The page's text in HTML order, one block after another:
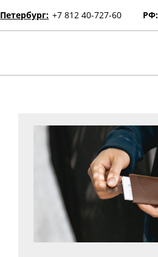
Петербург: +7 812 40-727-60 РФ: